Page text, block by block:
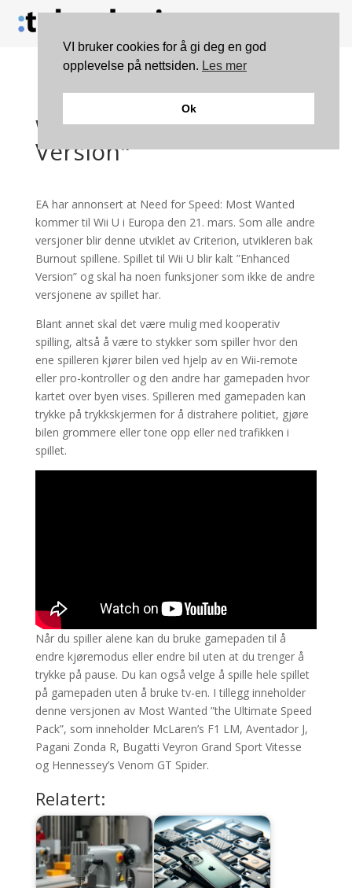
Need for Speed: Most
Wanted "Enhanced
Version"
EA har annonsert at Need for Speed: Most Wanted
kommer til Wii U i Europa den 21. mars. Som alle andre
versjoner blir denne utviklet av Criterion, utvikleren bak
Burnout spillene. Spillet til Wii U blir kalt ”Enhanced
Version” og skal ha noen funksjoner som ikke de andre
versjonene av spillet har.
Blant annet skal det være mulig med kooperativ
spilling, altså å være to stykker som spiller hvor den
ene spilleren kjører bilen ved hjelp av en Wii-remote
eller pro-kontroller og den andre har gamepaden hvor
kartet over byen vises. Spilleren med gamepaden kan
trykke på trykkskjermen for å distrahere politiet, gjøre
bilen grommere eller tone opp eller ned trafikken i
spillet.
Når du spiller alene kan du bruke gamepaden til å
endre kjøremodus eller endre bil uten at du trenger å
trykke på pause. Du kan også velge å spille hele spillet
på gamepaden uten å bruke tv-en. I tillegg inneholder
denne versjonen av Most Wanted ”the Ultimate Speed
Pack”, som inneholder McLaren’s F1 LM, Aventador J,
Pagani Zonda R, Bugatti Veyron Grand Sport Vitesse
og Hennessey’s Venom GT Spider.
Relatert:
VI bruker cookies for å gi deg en god
opplevelse på nettsiden. Les mer
Ok